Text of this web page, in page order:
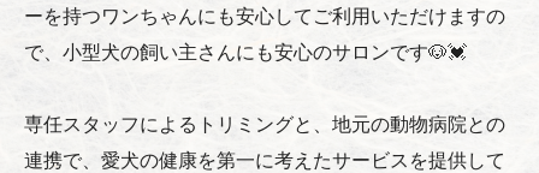
ーを持つワンちゃんにも安心してご利用いただけますの
で、小型犬の飼い主さんにも安心のサロンです🐶💓
専任スタッフによるトリミングと、地元の動物病院との
連携で、愛犬の健康を第一に考えたサービスを提供して